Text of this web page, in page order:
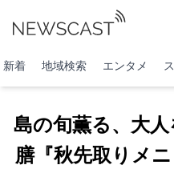
新着 地域検索 エンタメ
島の旬薫る、大
膳『秋先取りメ